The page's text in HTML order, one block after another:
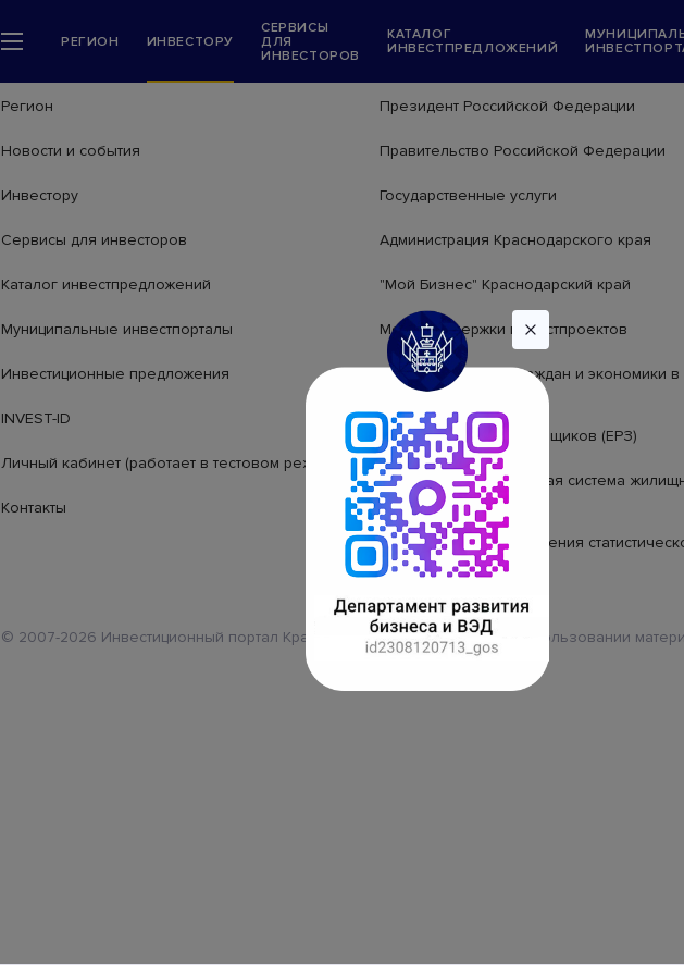
РЕГИОН ИНВЕСТОРУ
СЕРВИСЫ
ДЛЯ
ИНВЕСТОРОВ
КАТАЛОГ
ИНВЕСТПРЕДЛОЖЕНИЙ
Регион
Новости и события
Инвестору
Сервисы для инвесторов
Каталог инвестпредложений
Муниципальные инвестпорталы
Инвестиционные предложения
INVEST-ID
Личный кабинет (работает в тестовом режиме)
Контакты
Информационные ресурсы
Президент Российской Федерации
Правительство Российской Федерации
Государственные услуги
Администрация Краснодарского края
"Мой Бизнес" Краснодарский край
Меры поддержки инвестпроектов
Меры поддержки граждан и экономики в
условиях санкций
Единый ресурс застройщиков (ЕРЗ)
Единая информационная система
строительства (ЕИСЖС)
Календарь предоставления
отчетности
© 2007-2026 Инвестиционный портал Краснодарского края При использовании